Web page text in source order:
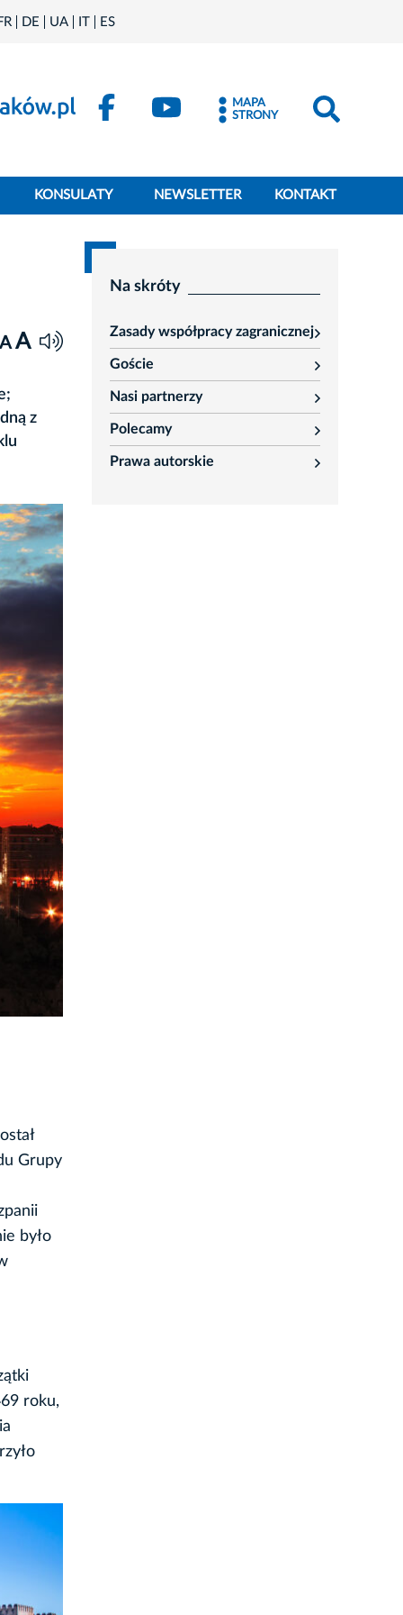
DE UA IT ES
MAPA
STRONY
KONSULATY NEWSLETTER KONTAKT
A
z
Grupy
było
roku,
Na skróty
Zasady współpracy zagranicznej
rozwiń
Goście
rozwiń
Nasi partnerzy
rozwiń
Polecamy
rozwiń
Prawa autorskie
rozwiń